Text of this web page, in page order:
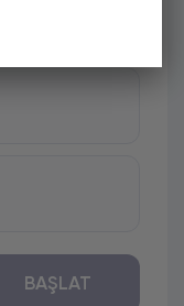
BAŞLAT